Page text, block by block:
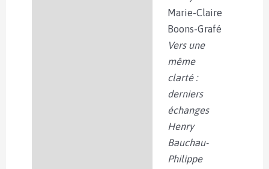
Marie-Claire
Boons-Grafé
Vers une
même
clarté :
derniers
échanges
Henry
Bauchau-
Philippe